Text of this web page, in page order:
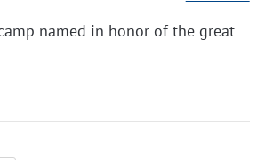
named in honor of the great